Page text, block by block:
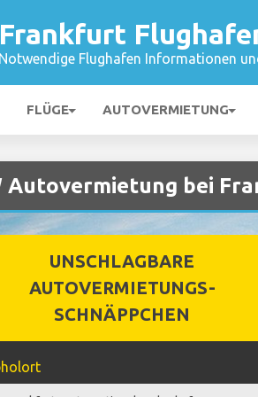
Frankfurt
Notwendige Flughafen Informationen
FLÜGE AUTOVERMIETUNG
Autovermietung bei
UNSCHLAGBARE
AUTOVERMIETUNGS-
SCHNÄPPCHEN